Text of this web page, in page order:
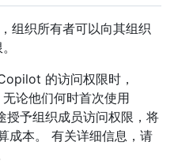
组织所有者可以向其组织
的访问权限时，
论他们何时首次使用
予组织成员访问权限，将
成本。 有关详细信息，请